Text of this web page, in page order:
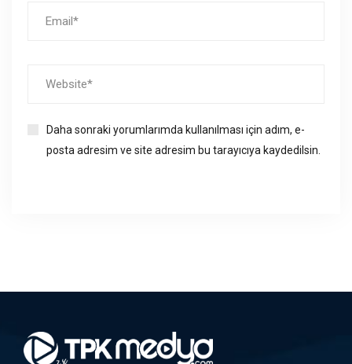
Daha sonraki yorumlarımda kullanılması için adım, e-
posta adresim ve site adresim bu tarayıcıya kaydedilsin.